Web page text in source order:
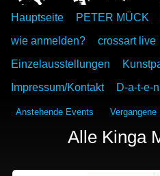
Hauptseite PETER MÜCK
wie anmelden?
crossart live
Einzelausstellungen
Impressum/Kontakt
D-a-t-e-
Anstehende Events Vergangene
Alle Kinga